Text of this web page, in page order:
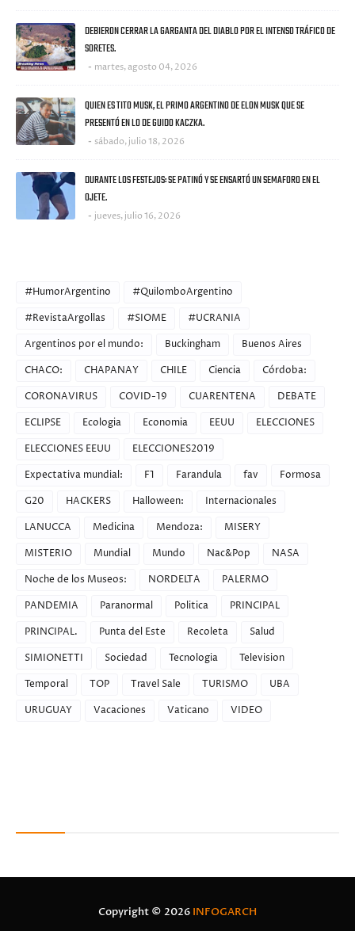
DEBIERON CERRAR LA GARGANTA DEL DIABLO POR EL INTENSO TRÁFICO DE
SORETES.
martes, agosto 04, 2026
QUIEN ES TITO MUSK, EL PRIMO ARGENTINO DE ELON MUSK QUE SE
PRESENTÓ EN LO DE GUIDO KACZKA.
sábado, julio 18, 2026
DURANTE LOS FESTEJOS: SE PATINÓ Y SE ENSARTÓ UN SEMAFORO EN EL
OJETE.
jueves, julio 16, 2026
#HumorArgentino
#QuilomboArgentino
#RevistaArgollas
#SIOME
#UCRANIA
Argentinos por el mundo:
Buckingham
Buenos Aires
CHACO:
CHAPANAY CHILE Ciencia
Córdoba:
CORONAVIRUS
COVID-19 CUARENTENA
DEBATE
ECLIPSE
Ecologia Economia EEUU
ELECCIONES
ELECCIONES EEUU
ELECCIONES2019
Expectativa mundial:
F1 Farandula fav
Formosa
G20
HACKERS Halloween:
Internacionales
LANUCCA
Medicina Mendoza:
MISERY
MISTERIO
Mundial Mundo Nac&Pop
NASA
Noche de los Museos:
NORDELTA
PALERMO
PANDEMIA
Paranormal Politica
PRINCIPAL
PRINCIPAL.
Punta del Este Recoleta
Salud
SIMIONETTI
Sociedad Tecnologia
Television
Temporal
TOP Travel Sale TURISMO
UBA
URUGUAY
Vacaciones Vaticano VIDEO
Copyright © 2026 INFOGARCH